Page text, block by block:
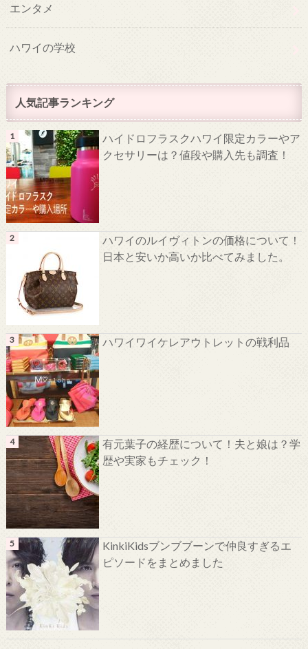
エンタメ
ハワイの学校
人気記事ランキング
ハイドロフラスクハワイ限定カラーやア
クセサリーは？値段や購入先も調査！
ハワイのルイヴィトンの価格について！
日本と安いか高いか比べてみました。
ハワイワイケレアウトレットの戦利品
有元葉子の経歴について！夫と娘は？学
歴や実家もチェック！
KinkiKidsブンブブーンで仲良すぎるエ
ピソードをまとめました